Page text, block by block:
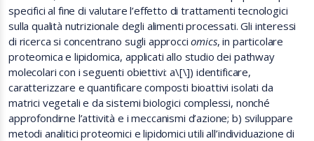
specifici al fine di valutare l’effetto di trattamenti tecnologici
sulla qualità nutrizionale degli alimenti processati.Gli interessi
di ricerca si concentrano sugli approcciomics, in particolare
proteomica e lipidomica, applicati allo studio dei pathway
molecolari con i seguenti obiettivi: a\[\]) identificare,
caratterizzare e quantificare composti bioattivi isolati da
matrici vegetali e da sistemi biologici complessi, nonché
approfondirne l’attività e i meccanismi d’azione; b) sviluppare
metodi analitici proteomici e lipidomici utili all’individuazione di